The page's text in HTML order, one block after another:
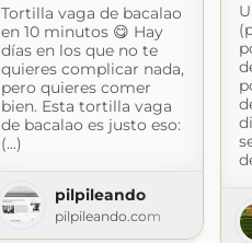
Tortilla vaga de bacalao
en 10 minutos 😋 Hay
días en los que no te
quieres complicar nada,
pero quieres comer
bien. Esta tortilla vaga
de bacalao es justo eso:
(...)
pilpileando
pilpileando.com